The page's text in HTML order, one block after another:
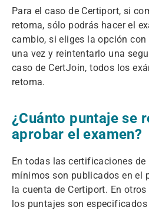
Para el caso de Certiport, si
retoma, sólo podrás hacer el
cambio, si eliges la opción
una vez y reintentarlo una
caso de CertJoin, todos los
retoma.
¿Cuánto puntaje se
aprobar el examen?
En todas las certificaciones
mínimos son publicados en el
la cuenta de Certiport. En
los puntajes son